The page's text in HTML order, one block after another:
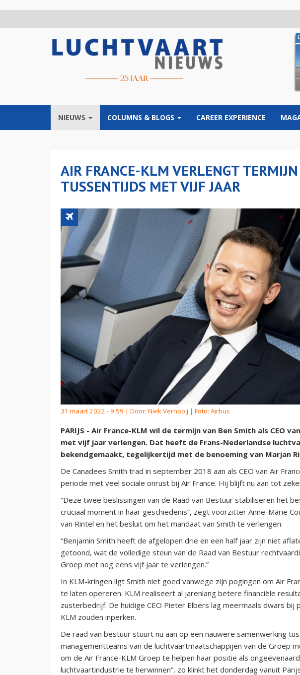
NIEUWS COLUMNS & BLOGS CAREER EXPERIENCE
AIR FRANCE-KLM VERLENGT
TUSSENTIJDS MET VIJF JAAR
31 maart 2022 - 9:59 | Door: Niek Vernooij | Foto: Airbus
PARIJS - Air France-KLM wil de termijn van Ben Smith als CEO
met vijf jaar verlengen. Dat heeft de Frans-Nederlandse
bekendgemaakt, tegelijkertijd met de benoeming van Marjan
De Canadees Smith trad in september 2018 aan als CEO van Air
periode met veel sociale onrust bij Air France. Hij blijft nu aan tot
“Deze twee beslissingen van de Raad van Bestuur stabiliseren het
cruciaal moment in haar geschiedenis”, zegt voorzitter Anne-Marie
van Rintel en het besluit om het mandaat van Smith te verlengen.
“Benjamin Smith heeft de afgelopen drie en een half jaar zijn niet
getoond, wat de volledige steun van de Raad van Bestuur
Groep met nog eens vijf jaar te verlengen.”
In KLM-kringen ligt Smith niet goed vanwege zijn pogingen om Air
te laten opereren. KLM realiseert al jarenlang betere financiële
zusterbedrijf. De huidige CEO Pieter Elbers lag meermaals dwars bij
KLM zouden inperken.
De raad van bestuur stuurt nu aan op een nauwere samenwerking
managementteams van de luchtvaartmaatschappijen van de Groep
om de Air France-KLM Groep te helpen haar positie als
luchtvaartindustrie te herwinnen”, zo klinkt het donderdag vanuit